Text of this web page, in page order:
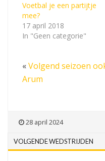
Voetbal je een partijtje
mee?
17 april 2018
In "Geen categorie"
«Volgend seizoen
Arum
28 april 2024
VOLGENDE WEDSTRIJDEN